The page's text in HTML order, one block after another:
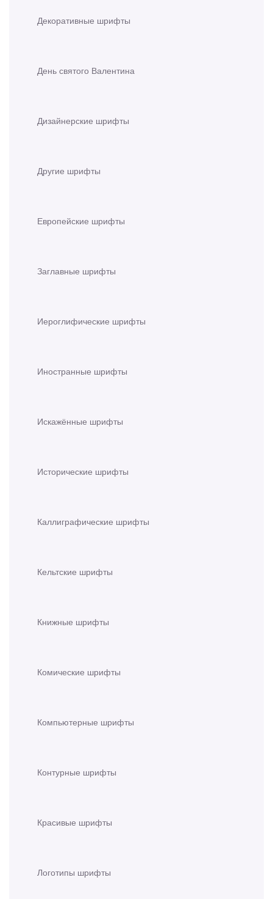
Декоративные шрифты
День святого Валентина
Дизайнерские шрифты
Другие шрифты
Европейские шрифты
Заглавные шрифты
Иероглифические шрифты
Иностранные шрифты
Искажённые шрифты
Исторические шрифты
Каллиграфические шрифты
Кельтские шрифты
Книжные шрифты
Комические шрифты
Компьютерные шрифты
Контурные шрифты
Красивые шрифты
Логотипы шрифты